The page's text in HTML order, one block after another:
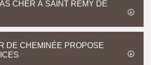
CHER À SAINT REMY DE
DE CHEMINÉE PROPOSE